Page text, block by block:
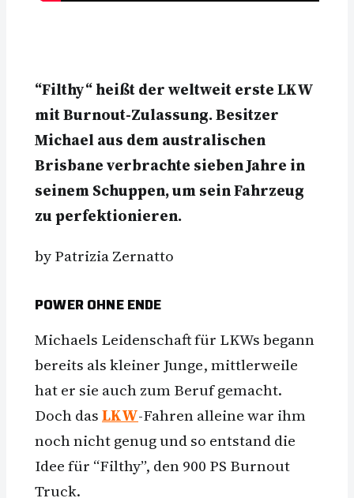
“Filthy“ heißt der weltweit erste LKW
mit Burnout-Zulassung. Besitzer
Michael aus dem australischen
Brisbane verbrachte sieben Jahre in
seinem Schuppen, um sein Fahrzeug
zu perfektionieren.
by Patrizia Zernatto
POWER OHNE ENDE
Michaels Leidenschaft für LKWs begann
bereits als kleiner Junge, mittlerweile
hat er sie auch zum Beruf gemacht.
Doch dasLKW-Fahren alleine war ihm
noch nicht genug und so entstand die
Idee für “Filthy”, den 900 PS Burnout
Truck.